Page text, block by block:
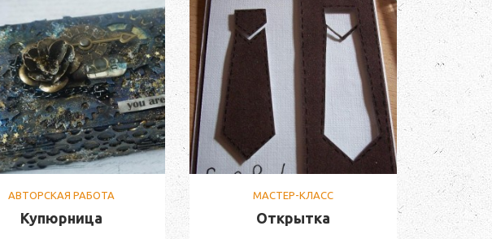
АВТОРСКАЯ РАБОТА
Купюрница
МАСТЕР-КЛАСС
Открытка